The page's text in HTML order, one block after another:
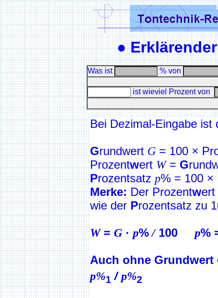
●
Was ist % von
ist wieviel Prozent von
Bei Dezimal-Eingabe ist
Grundwert G = 100 ×
Prozentwert W= G
Prozentsatz p% = 100 ×
Merke: Der Prozentw
wie der Prozentsatz zu
W= G · p%/100 p%
Auch ohne Grundwert
p%1 /p%2